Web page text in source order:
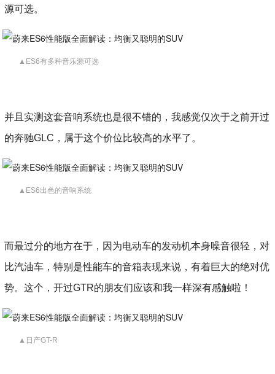
源可选。
▲ES6有多种音乐源可选
并且实测这套音响系统也是很不错的，我感觉仅次于之前开过
的奔驰GLC，属于这个价位比较高的水平了。
▲ES6出色的音响系统
而最过分的地方在于，因为电动车的发动机本身噪音很轻，对
比汽油车，特别是性能车的音箱表现来说，有着巨大的绝对优
势。这个，开过GTR的朋友们应该和我一样深有感触啦！
▲日产GT-R